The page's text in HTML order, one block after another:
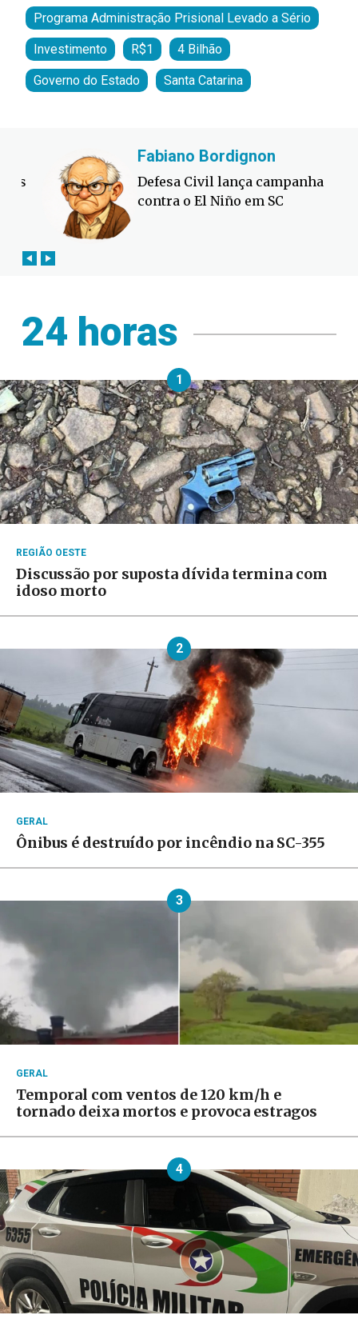
Programa Administração Prisional Levado a Sério
Investimento R$1 4 Bilhão
Governo do Estado Santa Catarina
Fabiano Bordignon
Defesa Civil lança campanha
contra o El Niño em SC
24 horas
1
REGIÃO OESTE
Discussão por suposta dívida termina com
idoso morto
2
GERAL
Ônibus é destruído por incêndio na SC-355
3
GERAL
Temporal com ventos de 120 km/h e
tornado deixa mortos e provoca estragos
4